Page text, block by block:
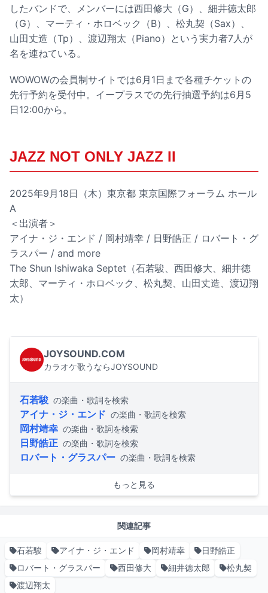
したバンドで、メンバーには西田修大（G）、細井徳太郎
（G）、マーティ・ホロベック（B）、松丸契（Sax）、
山田丈造（Tp）、渡辺翔太（Piano）という実力者7人が
名を連ねている。
WOWOWの会員制サイトでは6月1日まで各種チケットの
先行予約を受付中。イープラスでの先行抽選予約は6月5
日12:00から。
JAZZ NOT ONLY JAZZ II
2025年9月18日（木）東京都 東京国際フォーラム ホール
A
＜出演者＞
アイナ・ジ・エンド / 岡村靖幸 / 日野皓正 / ロバート・グ
ラスパー / and more
The Shun Ishiwaka Septet（石若駿、西田修大、細井徳
太郎、マーティ・ホロベック、松丸契、山田丈造、渡辺翔
太）
JOYSOUND.COM
カラオケ歌うならJOYSOUND
石若駿 の楽曲・歌詞を検索
アイナ・ジ・エンド の楽曲・歌詞を検索
岡村靖幸 の楽曲・歌詞を検索
日野皓正 の楽曲・歌詞を検索
ロバート・グラスパー の楽曲・歌詞を検索
もっと見る
関連記事
石若駿 アイナ・ジ・エンド 岡村靖幸
日野皓正
ロバート・グラスパー
西田修大 細井徳太郎
松丸契
渡辺翔太